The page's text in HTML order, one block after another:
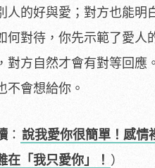
人的好與愛；對方也能明
何對待，你先示範了愛人
對方自然才會有對等回應
不會想給你。
： 說我愛你很簡單！感情
在「我只愛你」！ ）